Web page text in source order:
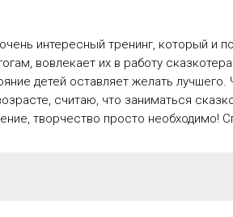
интересный тренинг, который и
вовлекает их в работу
детей оставляет желать
считаю, что заниматься
творчество просто необходимо!